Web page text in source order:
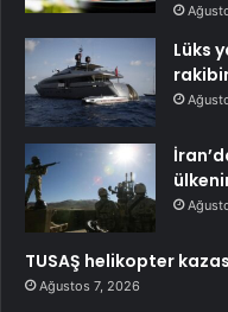
Lüks
TUSAŞ helikopter
Ağustos 7, 2026